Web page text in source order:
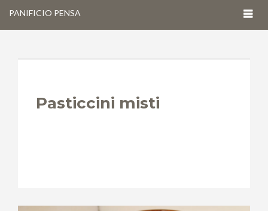
PANIFICIO PENSA
Pasticcini misti